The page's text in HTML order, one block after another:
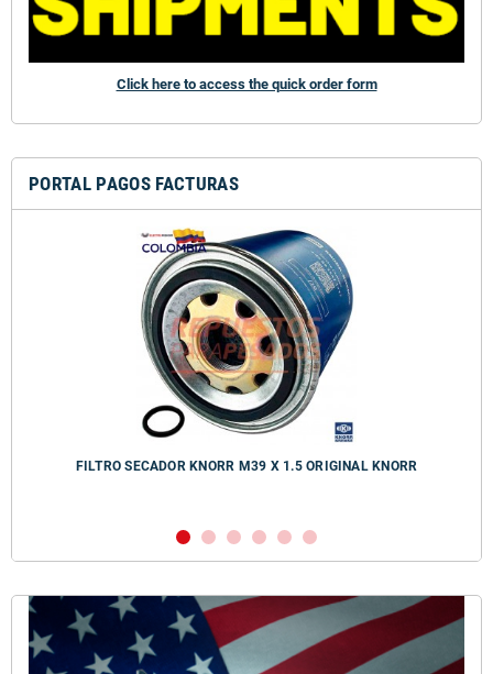
Click here to access the quick order form
PORTAL PAGOS FACTURAS
FILTRO SECADOR KNORR M39 X 1.5 ORIGINAL KNORR